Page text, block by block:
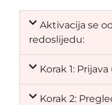
Aktivacija se
redoslijedu:
Korak 1:
Korak 2: